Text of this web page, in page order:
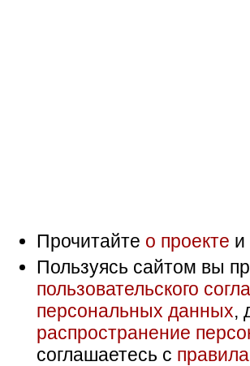
Прочитайте о проекте и
Пользуясь сайтом вы
пользовательского
персональных данных,
распространение
соглашаетесь с